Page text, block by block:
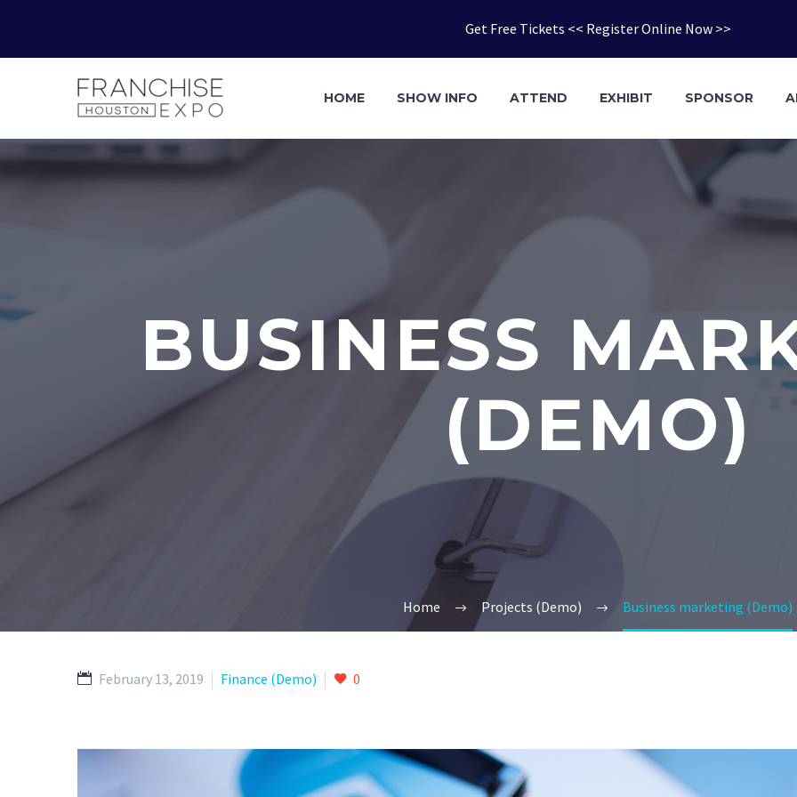
Get Free Tickets << Register Online Now >>
HOME SHOW INFO ATTEND EXHIBIT SPONSOR
BUSINESS
(DEMO)
Home Projects (Demo) Business marketing (Demo)
February 13, 2019 Finance (Demo) 0